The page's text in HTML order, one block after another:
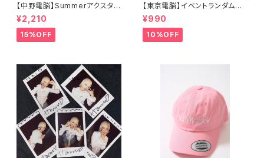
【中野電脳】Summerアクスタ
（Cast Ver.）
¥2,210
15%OFF
【東京電脳】イベントランダムチ
ェキ - 6/13 TOKYO OTAKU
RAVE -
¥990
10%OFF